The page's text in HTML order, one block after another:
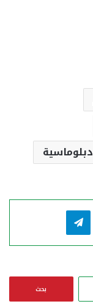
دبلوماسية
واتساب